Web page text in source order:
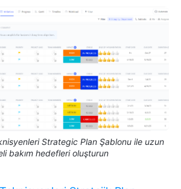
Strategic Plan Şablonu ile uzun
bakım hedefleri oluşturun